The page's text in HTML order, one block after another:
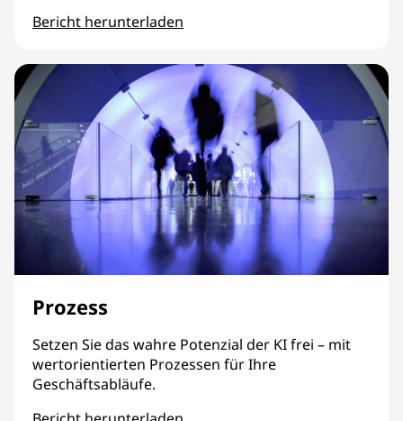
Bericht herunterladen
Prozess
Setzen Sie das wahre Potenzial der KI frei – mit
wertorientierten Prozessen für Ihre
Geschäftsabläufe.